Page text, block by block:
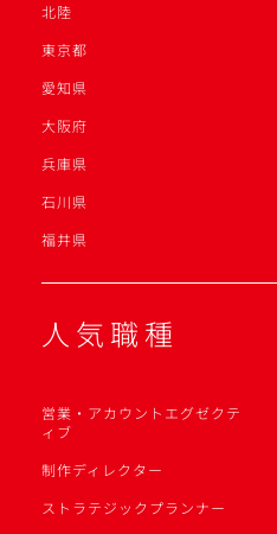
北陸
東京都
愛知県
大阪府
兵庫県
石川県
福井県
人気職種
営業・アカウントエグゼクテ
ィブ
制作ディレクター
ストラテジックプランナー